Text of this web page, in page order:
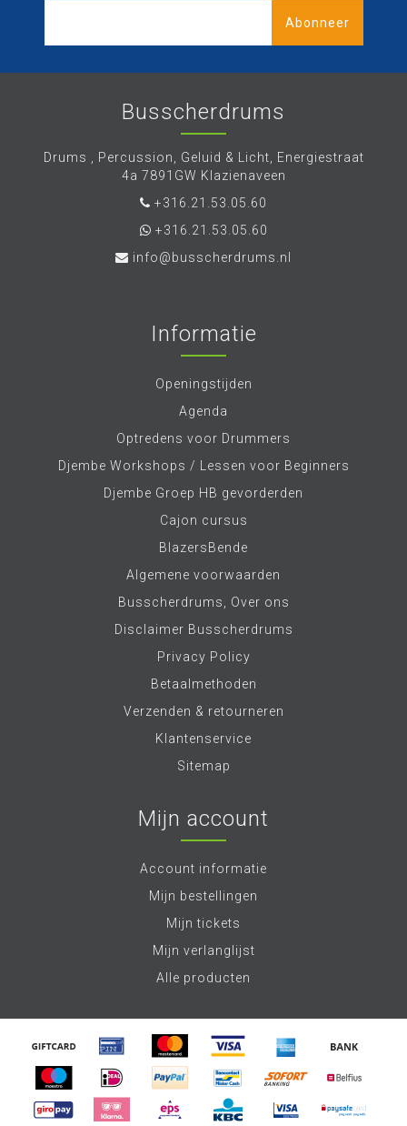
Abonneer
Busscherdrums
Drums , Percussion, Geluid & Licht, Energiestraat
4a 7891GW Klazienaveen
+316.21.53.05.60
+316.21.53.05.60
info@busscherdrums.nl
Informatie
Openingstijden
Agenda
Optredens voor Drummers
Djembe Workshops / Lessen voor Beginners
Djembe Groep HB gevorderden
Cajon cursus
BlazersBende
Algemene voorwaarden
Busscherdrums, Over ons
Disclaimer Busscherdrums
Privacy Policy
Betaalmethoden
Verzenden & retourneren
Klantenservice
Sitemap
Mijn account
Account informatie
Mijn bestellingen
Mijn tickets
Mijn verlanglijst
Alle producten